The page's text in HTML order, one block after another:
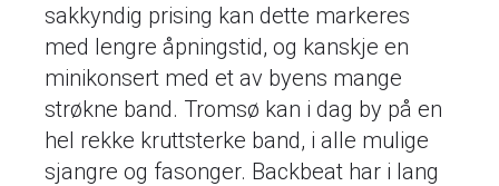
sakkyndig prising kan dette markeres
med lengre åpningstid, og kanskje en
minikonsert med et av byens mange
strøkne band. Tromsø kan i dag by på en
hel rekke kruttsterke band, i alle mulige
sjangre og fasonger. Backbeat har i lang